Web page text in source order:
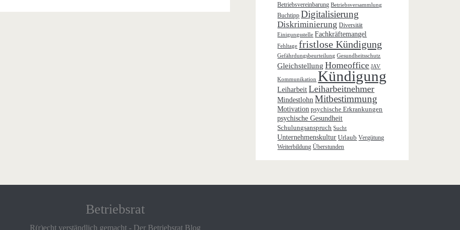
Betriebsvereinbarung Betriebsversammlung
Buchtipp Digitalisierung
Diskriminierung Diversität
Einigungsstelle Fachkräftemangel
Fehltage fristlose Kündigung
Gefährdungsbeurteilung Gesundheitsschutz
Gleichstellung Homeoffice JAV
Kommunikation Kündigung
Leiharbeit Leiharbeitnehmer
Mindestlohn Mitbestimmung
Motivation psychische Erkrankungen
psychische Gesundheit
Schulungsanspruch Sucht
Unternehmenskultur Urlaub Vergütung
Weiterbildung Überstunden
Betriebsrat
R(r)echt verständlich gemacht - Der Betriebsrat Blog